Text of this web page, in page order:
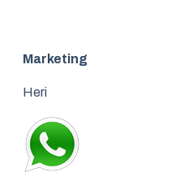
Marketing
Heri